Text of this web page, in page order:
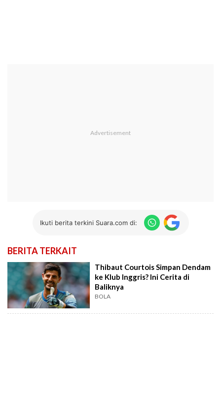
Ikuti berita terkini Suara.com di:
BERITA TERKAIT
Thibaut Courtois Simpan Dendam
ke Klub Inggris? Ini Cerita di
Baliknya
BOLA